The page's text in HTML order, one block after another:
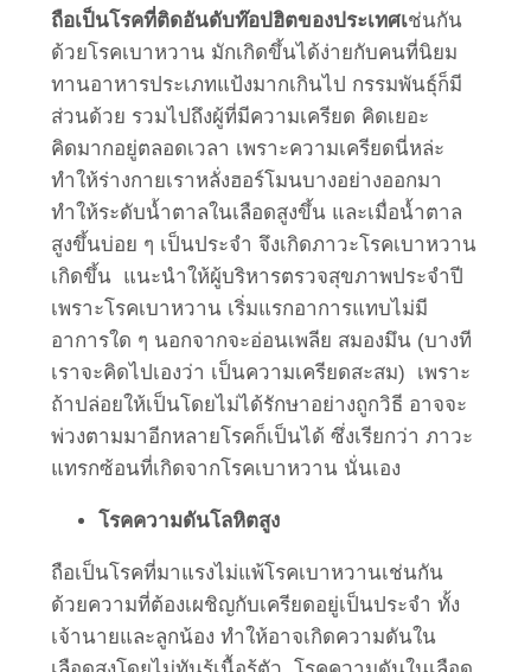
ถือเป็นโรคที่ติดอันดับท๊อปฮิตของประเทศเช่นกัน
ด้วยโรคเบาหวาน มักเกิดขึ้นได้ง่ายกับคนที่นิยม
ทานอาหารประเภทแป้งมากเกินไป กรรมพันธุ์ก็มี
ส่วนด้วย รวมไปถึงผู้ที่มีความเครียด คิดเยอะ
คิดมากอยู่ตลอดเวลา เพราะความเครียดนี่หล่ะ
ทำให้ร่างกายเราหลั่งฮอร์โมนบางอย่างออกมา
ทำให้ระดับน้ำตาลในเลือดสูงขึ้น และเมื่อน้ำตาล
สูงขึ้นบ่อย ๆ เป็นประจำ จึงเกิดภาวะโรคเบาหวาน
เกิดขึ้น แนะนำให้ผู้บริหารตรวจสุขภาพประจำปี
เพราะโรคเบาหวาน เริ่มแรกอาการแทบไม่มี
อาการใด ๆ นอกจากจะอ่อนเพลีย สมองมึน (บางที
เราจะคิดไปเองว่า เป็นความเครียดสะสม) เพราะ
ถ้าปล่อยให้เป็นโดยไม่ได้รักษาอย่างถูกวิธี อาจจะ
พ่วงตามมาอีกหลายโรคก็เป็นได้ ซึ่งเรียกว่า ภาวะ
แทรกซ้อนที่เกิดจากโรคเบาหวาน นั่นเอง
โรคความดันโลหิตสูง
ถือเป็นโรคที่มาแรงไม่แพ้โรคเบาหวานเช่นกัน
ด้วยความที่ต้องเผชิญกับเครียดอยู่เป็นประจำ ทั้ง
เจ้านายและลูกน้อง ทำให้อาจเกิดความดันใน